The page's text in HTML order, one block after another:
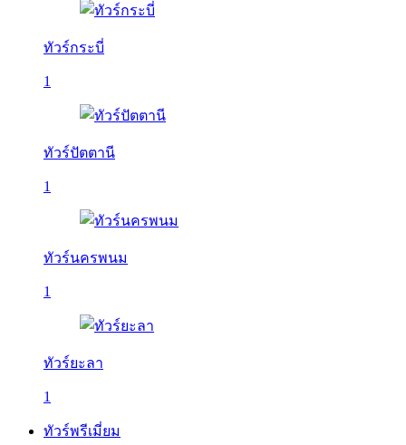
ทัวร์กระบี่
1
ทัวร์ปัตตานี
1
ทัวร์นครพนม
1
ทัวร์ยะลา
1
ทัวร์พรีเมี่ยม